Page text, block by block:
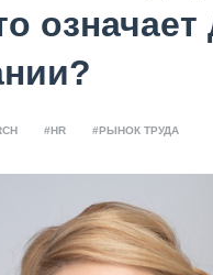
означает
#HR #РЫНОК ТРУДА